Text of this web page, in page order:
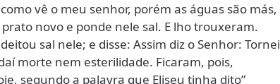
vê o meu senhor, porém as águas são más,
novo e ponde nele sal. E lho trouxeram.
sal nele; e disse: Assim diz o Senhor: Tornei
morte nem esterilidade. Ficaram, pois,
segundo a palavra que Eliseu tinha dito”